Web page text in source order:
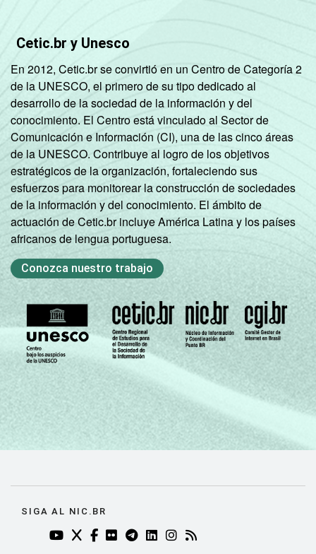
Cetic.br y Unesco
En 2012, Cetic.br se convirtió en un Centro de Categoría 2
de la UNESCO, el primero de su tipo dedicado al
desarrollo de la sociedad de la información y del
conocimiento. El Centro está vinculado al Sector de
Comunicación e Información (CI), una de las cinco áreas
de la UNESCO. Contribuye al logro de los objetivos
estratégicos de la organización, fortaleciendo sus
esfuerzos para monitorear la construcción de sociedades
de la información y del conocimiento. El ámbito de
actuación de Cetic.br incluye América Latina y los países
africanos de lengua portuguesa.
Conozca nuestro trabajo
SIGA AL NIC.BR
YOUTUBE DO NIC.BR (ABRE EM NOVA ABA)
TWITTER DO NIC.BR (ABRE EM NOVA ABA)
FACEBOOK DO NIC.BR (ABRE EM NOVA
FLICKR DO NIC.BR (ABRE EM NOVA
TELEGRAM DO NIC.BR (ABRE EM
LINKEDIN DO NIC.BR (ABRE
INSTAGRAM DO NIC.BR
RSS DO NIC.BR (ABRE